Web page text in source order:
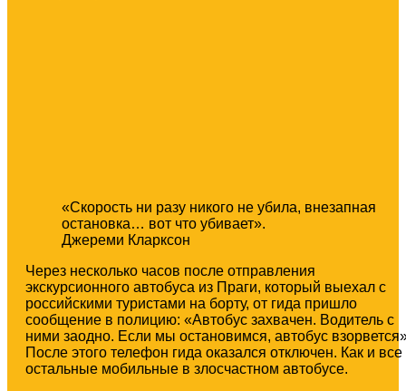
«Скорость ни разу никого не убила, внезапная
остановка… вот что убивает».
Джереми Кларксон
Через несколько часов после отправления
экскурсионного автобуса из Праги, который выехал с
российскими туристами на борту, от гида пришло
сообщение в полицию: «Автобус захвачен. Водитель с
ними заодно. Если мы остановимся, автобус
После этого телефон гида оказался отключен. Как и все
остальные мобильные в злосчастном автобусе.